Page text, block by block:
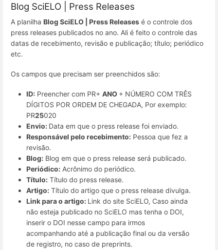
Blog SciELO | Press Releases
A planilha Blog SciELO | Press Releases é o controle dos
press releases publicados no ano. Ali é feito o controle das
datas de recebimento, revisão e publicação; título; periódico
etc.
Os campos que precisam ser preenchidos são:
ID: Preencher com PR+ ANO + NÚMERO COM TRÊS
DÍGITOS POR ORDEM DE CHEGADA, Por exemplo:
PR25020
Envio: Data em que o press release foi enviado.
Responsável pelo recebimento: Pessoa que fez a
revisão.
Blog: Blog em que o press release será publicado.
Periódico: Acrônimo do periódico.
Título: Título do press release.
Artigo: Título do artigo que o press release divulga.
Link para o artigo: Link do site SciELO, Caso ainda
não esteja publicado no SciELO mas tenha o DOI,
inserir o DOI nesse campo para irmos
acompanhando até a publicação final ou da versão
de registro, no caso de preprints.